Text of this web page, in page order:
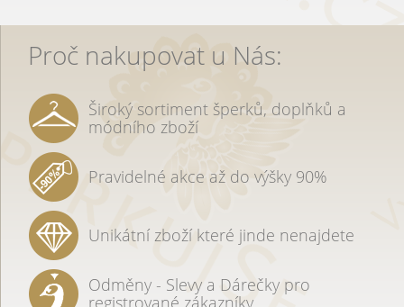
Proč nakupovat u Nás:
Široký sortiment šperků, doplňků a
módního zboží
Pravidelné akce až do výšky 90%
Unikátní zboží které jinde nenajdete
Odměny - Slevy a Dárečky pro
registrované zákazníky